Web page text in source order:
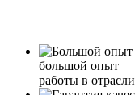
большой опыт
работы в отрасли